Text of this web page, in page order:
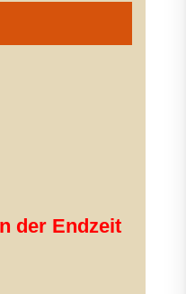
der Endzeit